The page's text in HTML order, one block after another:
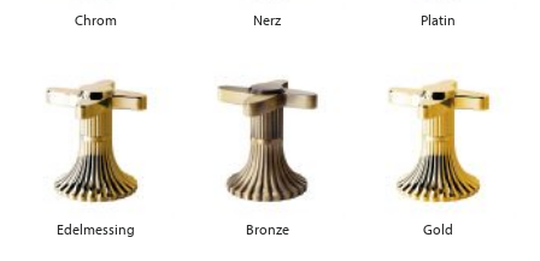
Chrom Nerz Platin
Edelmessing Bronze Gold